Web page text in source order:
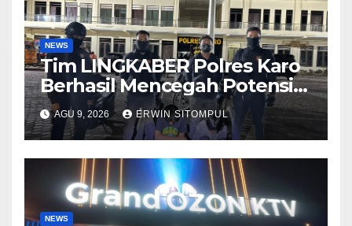
NEWS
Tim LINGKABER Polres Karo
Berhasil Mencegah Potensi
Tawuran di Berastagi
AGU 9, 2026 ERWIN SITOMPUL
NEWS